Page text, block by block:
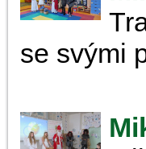
se svými